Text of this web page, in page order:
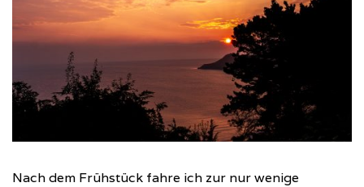
Nach dem Frühstück fahre ich zur nur wenige